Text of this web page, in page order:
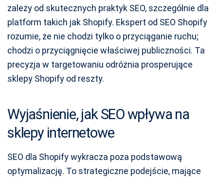
zależy od skutecznych praktyk SEO, szczególnie dla
platform takich jak Shopify. Ekspert od SEO Shopify
rozumie, że nie chodzi tylko o przyciąganie ruchu;
chodzi o przyciągnięcie właściwej publiczności. Ta
precyzja w targetowaniu odróżnia prosperujące
sklepy Shopify od reszty.
Wyjaśnienie, jak SEO wpływa na
sklepy internetowe
SEO dla Shopify wykracza poza podstawową
optymalizację. To strategiczne podejście, mające